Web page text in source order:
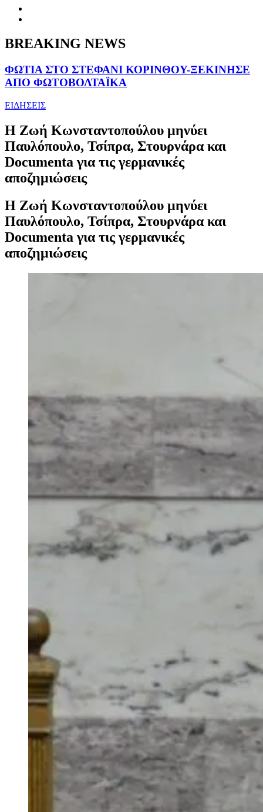
BREAKING NEWS
ΦΩΤΙΑ ΣΤΟ ΣΤΕΦΑΝΙ ΚΟΡΙΝΘΟΥ-ΞΕΚΙΝΗΣΕ
ΑΠΟ ΦΩΤΟΒΟΛΤΑΪΚΑ
ΕΙΔΗΣΕΙΣ
Η Ζωή Κωνσταντοπούλου μηνύει
Παυλόπουλο, Τσίπρα, Στουρνάρα και
Documenta για τις γερμανικές
αποζημιώσεις
Η Ζωή Κωνσταντοπούλου μηνύει
Παυλόπουλο, Τσίπρα, Στουρνάρα και
Documenta για τις γερμανικές
αποζημιώσεις